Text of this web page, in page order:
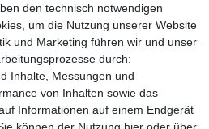
Materialien und
Infos
den technisch notwendigen
um die Nutzung unserer Website
und Marketing führen wir und unser
durch:
Inhalte, Messungen und
von Inhalten sowie das
Informationen auf einem Endgerät